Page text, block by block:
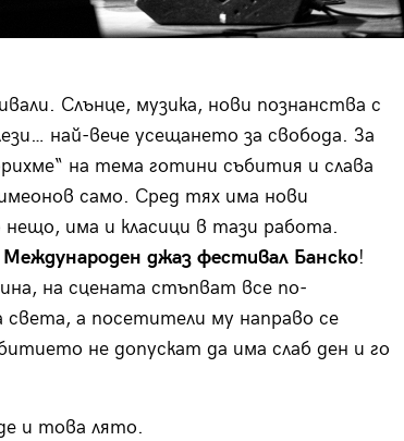
Слънце, музика, нови познанства с
най-вече усещането за свобода. За
на тема готини събития и слава
само. Сред тях има нови
нещо, има и класици в тази работа.
Международен джаз фестивал Банско!
на сцената стъпват все по-
а посетители му направо се
не допускат да има слаб ден и го
и това лято.